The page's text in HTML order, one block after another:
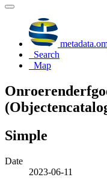
Search
Map
Simple
Date
2023-06-11